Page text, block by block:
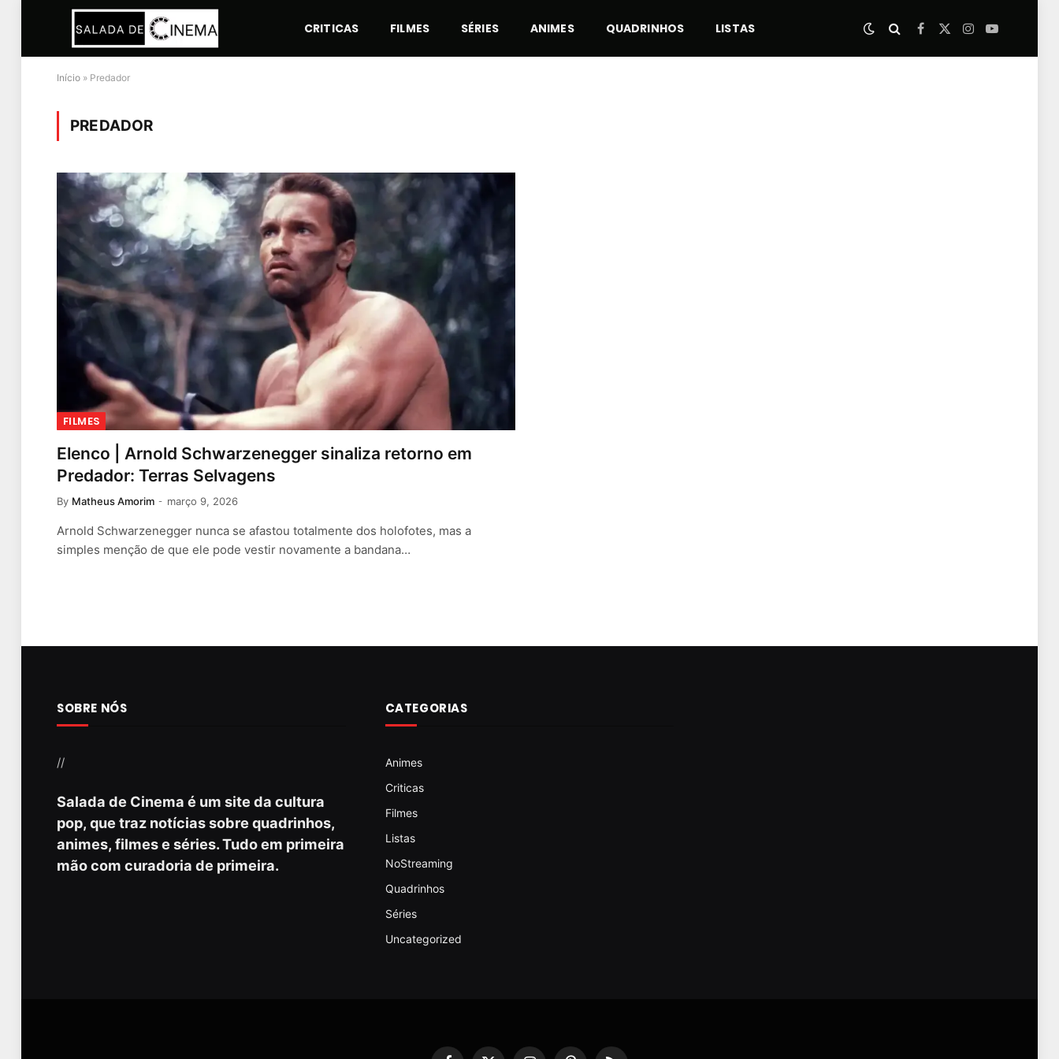
CRITICAS FILMES SÉRIES ANIMES QUADRINHOS LISTAS Facebook
X
Instagram
YouTube
Início » Predador
PREDADOR
FILMES
Elenco | Arnold Schwarzenegger sinaliza retorno em
Predador: Terras Selvagens
By Matheus Amorim março 9, 2026
Arnold Schwarzenegger nunca se afastou totalmente dos holofotes, mas a
simples menção de que ele pode vestir novamente a bandana…
SOBRE NÓS
//
Salada de Cinema é um site da cultura
pop, que traz notícias sobre quadrinhos,
animes, filmes e séries. Tudo em primeira
mão com curadoria de primeira.
CATEGORIAS
Animes
Criticas
Filmes
Listas
NoStreaming
Quadrinhos
Séries
Uncategorized